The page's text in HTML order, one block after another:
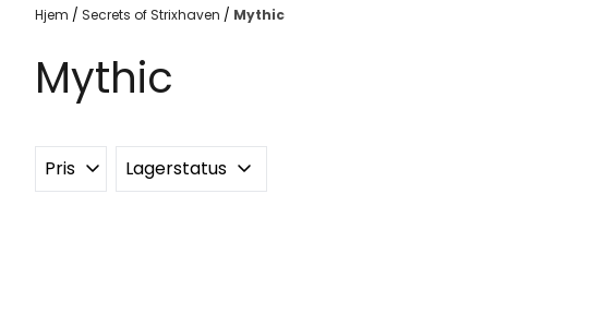
Hjem / Secrets of Strixhaven / Mythic
Mythic
Pris Lagerstatus